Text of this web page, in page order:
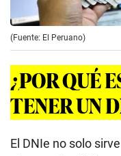
(Fuente: El Peruano)
¿POR QUÉ
TENER UN
El DNIe no solo